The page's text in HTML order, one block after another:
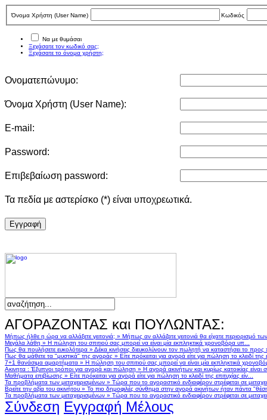
Όνομα Χρήστη (User Νame) Κωδικός
Να με θυμάσαι
Ξεχάσατε τον κωδικό σας;
Ξεχάσατε το όνομα χρήστη;
Ονοματεπώνυμο:
Όνομα Χρήστη (User Νame):
E-mail:
Password:
Επιβεβαίωση password:
Τα πεδία με αστερίσκο (*) είναι υποχρεωτικά.
Eγγραφή
ΑΓΟΡΑΖΟΝΤΑΣ και ΠΟΥΛΩΝΤΑΣ:
Μήπως ήλθε η ώρα να αλλάξετε γειτονιά; » Μήπως αν αλλάζατε γειτονιά θα είχατε περιορισμό
Μεγάλα λάθη » Η πώληση του σπιτιού σας μπορεί να είναι μία εκπληκτικά χρονοβόρα υπ...
Πως θα πουλήσετε ευκολότερα » Δέκα κινήσεις διευκολύνουν τον πωλητή να καταστήσει το
Πως θα μάθετε τα "μυστικά" της αγοράς » Είτε πρόκειται για αγορά είτε για πώληση το κλειδί της
7+1 θανάσιμα αμαρτήματα » Η πώληση του σπιτιού σας μπορεί να είναι μία εκπληκτικά
Ακινητα : Έξυπνοι τρόποι για αγορά και πώληση » Η αγορά ακινήτων και κυρίως κατοικίας
Μαθήματα επιβίωσης » Είτε πρόκειται για αγορά είτε για πώληση το κλειδί της επιτυχίας είν...
Τα προβλήματα των μεταχειρισμένων » Τώρα που το αγοραστικό ενδιαφέρον στρέφεται σε
Βρείτε την αξία του ακινήτου » Το πιο δημοφιλές σύνθημα στην αγορά ακινήτων ήταν πάντα
Τα προβλήματα των μεταχειρισμένων » Τώρα που το αγοραστικό ενδιαφέρον στρέφεται σε
Σύνδεση Εγγραφή Μέλους